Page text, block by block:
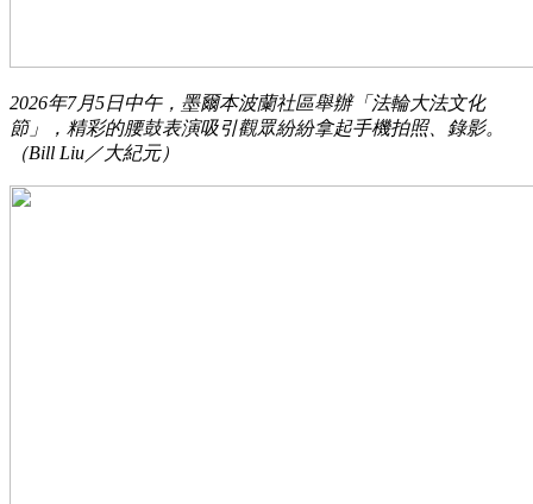
2026年7月5日中午，墨爾本波蘭社區舉辦「法輪大法文化
節」，精彩的腰鼓表演吸引觀眾紛紛拿起手機拍照、錄影。
（Bill Liu／大紀元）